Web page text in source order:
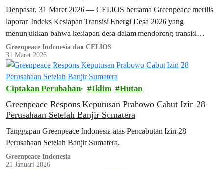
Denpasar, 31 Maret 2026 — CELIOS bersama Greenpeace merilis
laporan Indeks Kesiapan Transisi Energi Desa 2026 yang
menunjukkan bahwa kesiapan desa dalam mendorong transisi
energi bersih di Indonesia masih menghadapi…
Greenpeace Indonesia dan CELIOS
31 Maret 2026
Ciptakan Perubahan Iklim Hutan
Greenpeace Respons Keputusan Prabowo Cabut Izin 28
Perusahaan Setelah Banjir Sumatera
Tanggapan Greenpeace Indonesia atas Pencabutan Izin 28
Perusahaan Setelah Banjir Sumatera.
Greenpeace Indonesia
21 Januari 2026